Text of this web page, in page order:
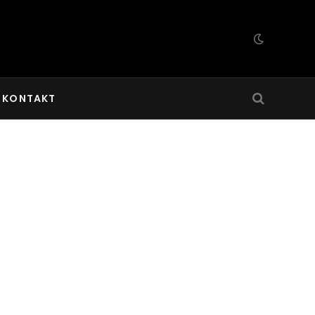
KONTAKT